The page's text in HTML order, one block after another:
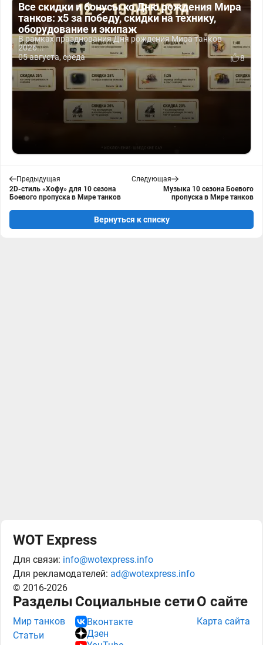
Все скидки и бонусы ко Дню рождения Мира
танков: x5 за победу, скидки на технику,
оборудование и экипаж
В рамках празднования Дня рождения Мира танков
2026...
05 августа, среда
8
Предыдущая
2D-стиль «Хофу» для 10 сезона
Боевого пропуска в Мире танков
Следующая
Музыка 10 сезона Боевого
пропуска в Мире танков
Вернуться к списку
WOT Express
Для связи: info@wotexpress.info
Для рекламодателей: ad@wotexpress.info
© 2016-2026
Разделы
Мир танков
Статьи
Социальные сети
Вконтакте
Дзен
О сайте
Карта сайта